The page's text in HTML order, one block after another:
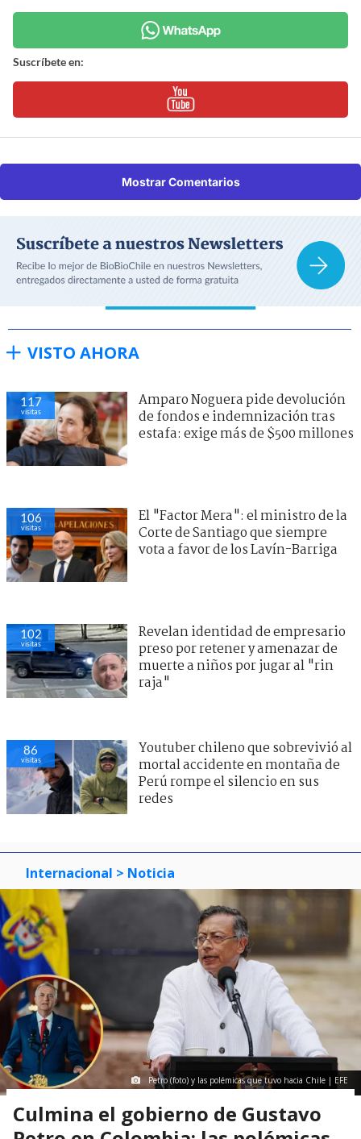
Suscríbete en:
Mostrar Comentarios
VISTO AHORA
117
visitas
Amparo Noguera pide devolución
de fondos e indemnización tras
estafa: exige más de $500 millones
106
visitas
El "Factor Mera": el ministro de la
Corte de Santiago que siempre
vota a favor de los Lavín-Barriga
102
visitas
Revelan identidad de empresario
preso por retener y amenazar de
muerte a niños por jugar al "rin
raja"
86
visitas
Youtuber chileno que sobrevivió al
mortal accidente en montaña de
Perú rompe el silencio en sus
redes
Internacional > Noticia
Petro (foto) y las polémicas que tuvo hacia Chile | EFE
Culmina el gobierno de Gustavo